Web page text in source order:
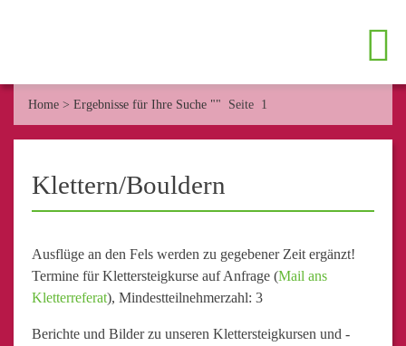
Home > Ergebnisse für Ihre Suche "" Seite 1
Klettern/Bouldern
Ausflüge an den Fels werden zu gegebener Zeit ergänzt!
Termine für Klettersteigkurse auf Anfrage (Mail ans
Kletterreferat), Mindestteilnehmerzahl: 3
Berichte und Bilder zu unseren Klettersteigkursen und -